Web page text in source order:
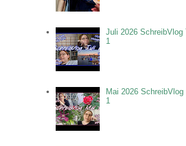
Juli 2026 SchreibVlog
1
Mai 2026 SchreibVlog
1